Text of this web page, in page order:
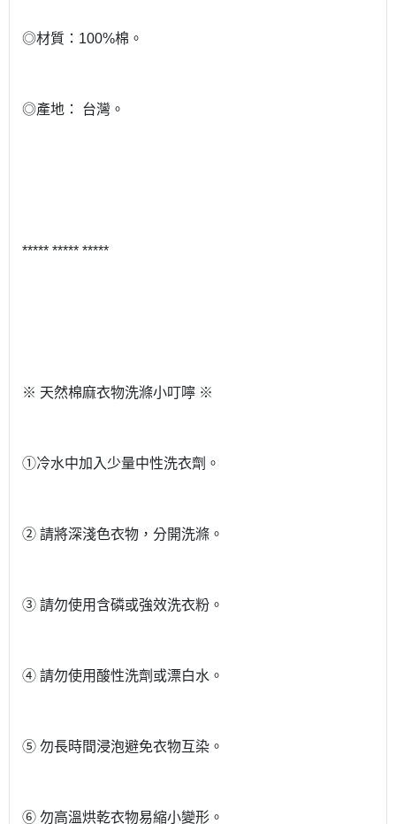
◎材質：100%棉。
◎產地： 台灣。
***** ***** *****
※ 天然棉麻衣物洗滌小叮嚀 ※
①冷水中加入少量中性洗衣劑。
② 請將深淺色衣物，分開洗滌。
③ 請勿使用含磷或強效洗衣粉。
④ 請勿使用酸性洗劑或漂白水。
⑤ 勿長時間浸泡避免衣物互染。
⑥ 勿高溫烘乾衣物易縮小變形。